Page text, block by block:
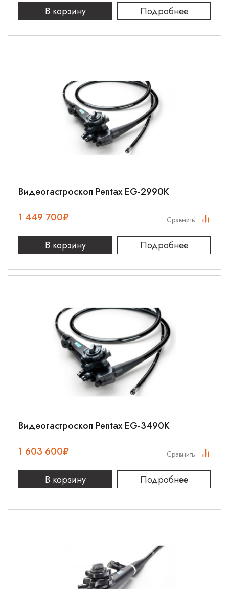
В корзину Подробнее
Видеогастроскоп Pentax EG-2990K
1 449 700₽
В корзину Подробнее
Сравнить
Видеогастроскоп Pentax EG-3490K
1 603 600₽
В корзину Подробнее
Сравнить